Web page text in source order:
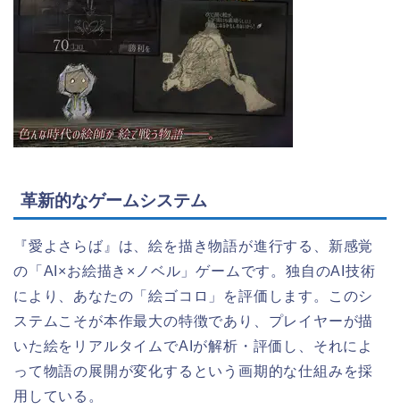
革新的なゲームシステム
『愛よさらば』は、絵を描き物語が進行する、新感覚
の「AI×お絵描き×ノベル」ゲームです。独自のAI技術
により、あなたの「絵ゴコロ」を評価します。このシ
ステムこそが本作最大の特徴であり、プレイヤーが描
いた絵をリアルタイムでAIが解析・評価し、それによ
って物語の展開が変化するという画期的な仕組みを採
用している。